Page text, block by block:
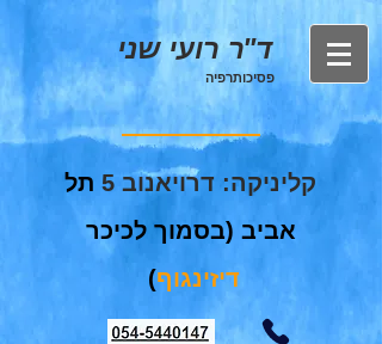
ד"ררועי שני
פסיכותרפיה
קליניקה: דרויאנוב 5
תל
אביב (בסמוך לכיכר
דיזינגוף)